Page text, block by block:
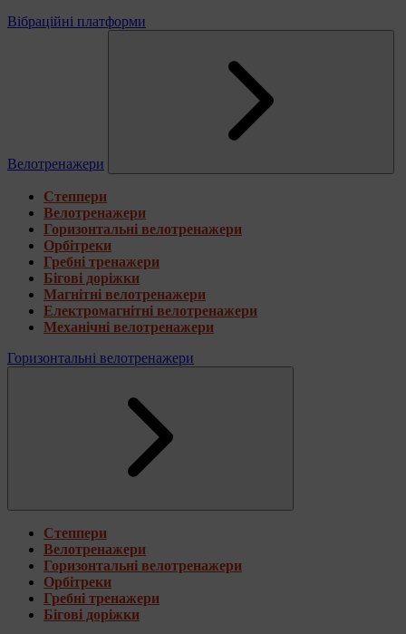
Вібраційні платформи
Велотренажери
Степпери
Велотренажери
Горизонтальні велотренажери
Орбітреки
Гребні тренажери
Бігові доріжки
Магнітні велотренажери
Електромагнітні велотренажери
Механічні велотренажери
Горизонтальні велотренажери
Степпери
Велотренажери
Горизонтальні велотренажери
Орбітреки
Гребні тренажери
Бігові доріжки